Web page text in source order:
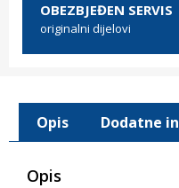
OBEZBJEĐEN SERVIS
originalni dijelovi
Opis Dodatne
Opis